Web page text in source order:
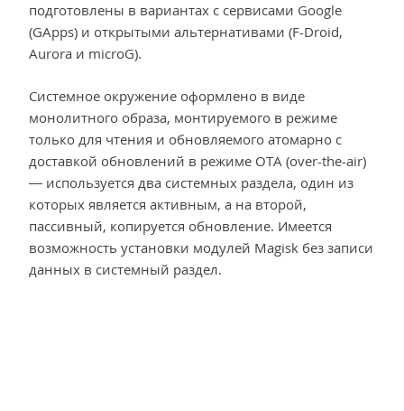
подготовлены в вариантах с сервисами Google
(GApps) и открытыми альтернативами (F-Droid,
Aurora и microG).
Системное окружение оформлено в виде
монолитного образа, монтируемого в режиме
только для чтения и обновляемого атомарно с
доставкой обновлений в режиме OTA (over-the-air)
— используется два системных раздела, один из
которых является активным, а на второй,
пассивный, копируется обновление. Имеется
возможность установки модулей Magisk без записи
данных в системный раздел.